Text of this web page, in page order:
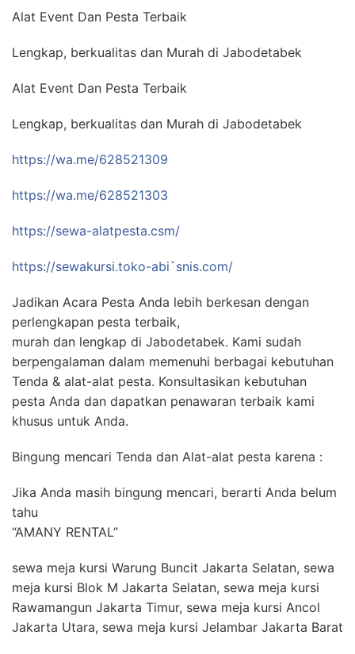
Alat Event Dan Pesta Terbaik
Lengkap, berkualitas dan Murah di Jabodetabek
Alat Event Dan Pesta Terbaik
Lengkap, berkualitas dan Murah di Jabodetabek
https://wa.me/628521309
https://wa.me/628521303
https://sewa-alatpesta.csm/
https://sewakursi.toko-abi`snis.com/
Jadikan Acara Pesta Anda lebih berkesan dengan
perlengkapan pesta terbaik,
murah dan lengkap di Jabodetabek. Kami sudah
berpengalaman dalam memenuhi berbagai kebutuhan
Tenda & alat-alat pesta. Konsultasikan kebutuhan
pesta Anda dan dapatkan penawaran terbaik kami
khusus untuk Anda.
Bingung mencari Tenda dan Alat-alat pesta karena :
Jika Anda masih bingung mencari, berarti Anda belum
tahu
“AMANY RENTAL”
sewa meja kursi Warung Buncit Jakarta Selatan, sewa
meja kursi Blok M Jakarta Selatan, sewa meja kursi
Rawamangun Jakarta Timur, sewa meja kursi Ancol
Jakarta Utara, sewa meja kursi Jelambar Jakarta Barat